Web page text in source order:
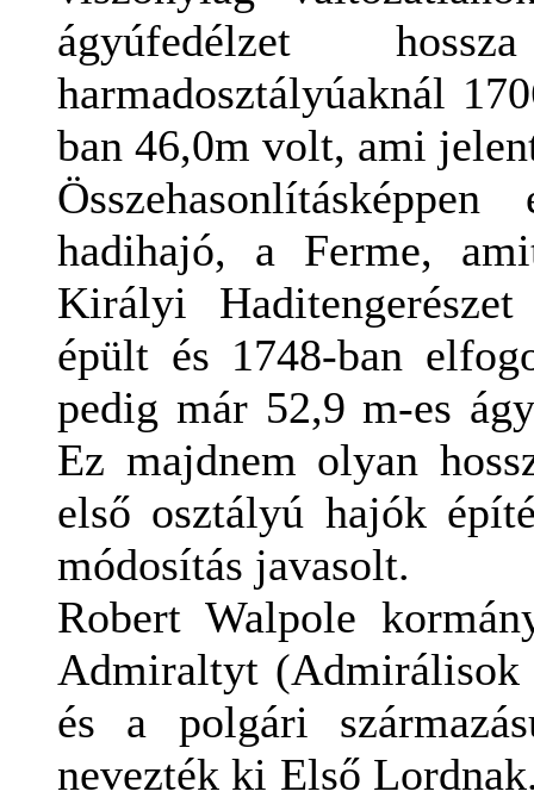
ágyúfedélzet
harmadosztályúaknál
ban 46,0m volt, ami
hadihajó, a Ferme,
Királyi
épült és 1748-ban
pedig már 52,9 m-es
Ez majdnem olyan
első osztályú hajók
módosítás javasolt.
Robert Walpole
Admiraltyt (Admirálisok
és a polgári
nevezték ki Első